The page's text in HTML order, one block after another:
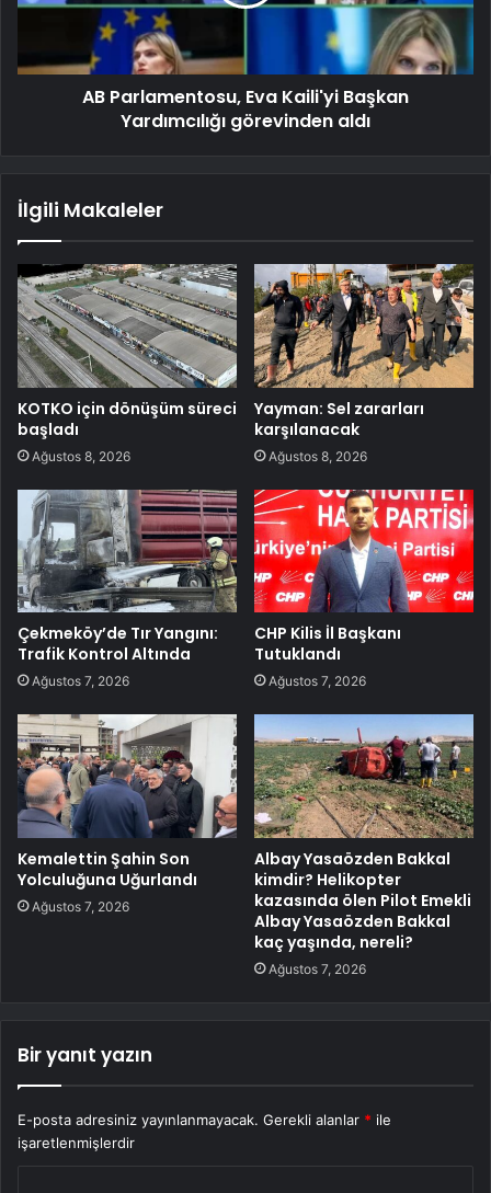
AB Parlamentosu, Eva Kaili'yi Başkan
Yardımcılığı görevinden aldı
İlgili Makaleler
KOTKO için dönüşüm süreci
başladı
Ağustos 8, 2026
Yayman: Sel zararları
karşılanacak
Ağustos 8, 2026
Çekmeköy’de Tır Yangını:
Trafik Kontrol Altında
Ağustos 7, 2026
CHP Kilis İl Başkanı
Tutuklandı
Ağustos 7, 2026
Kemalettin Şahin Son
Yolculuğuna Uğurlandı
Ağustos 7, 2026
Albay Yasaözden Bakkal
kimdir? Helikopter
kazasında ölen Pilot Emekli
Albay Yasaözden Bakkal
kaç yaşında, nereli?
Ağustos 7, 2026
Bir yanıt yazın
E-posta adresiniz yayınlanmayacak. Gerekli alanlar * ile
işaretlenmişlerdir